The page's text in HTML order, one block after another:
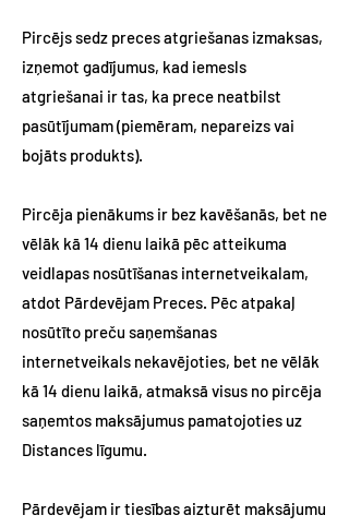
Pircējs sedz preces atgriešanas izmaksas,
izņemot gadījumus, kad iemesls
atgriešanai ir tas, ka prece neatbilst
pasūtījumam (piemēram, nepareizs vai
bojāts produkts).
Pircēja pienākums ir bez kavēšanās, bet ne
vēlāk kā 14 dienu laikā pēc atteikuma
veidlapas nosūtīšanas internetveikalam,
atdot Pārdevējam Preces. Pēc atpakaļ
nosūtīto preču saņemšanas
internetveikals nekavējoties, bet ne vēlāk
kā 14 dienu laikā, atmaksā visus no pircēja
saņemtos maksājumus pamatojoties uz
Distances līgumu.
Pārdevējam ir tiesības aizturēt maksājumu